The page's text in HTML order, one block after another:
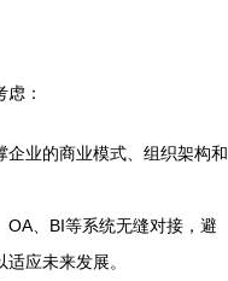
：
企业的商业模式、组织架构和
OA、BI等系统无缝对接，避
应未来发展。